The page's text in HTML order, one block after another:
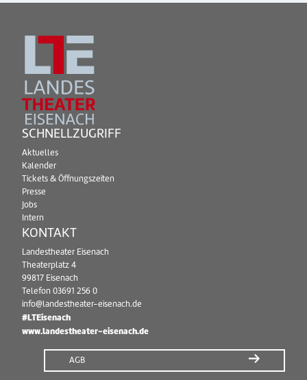
SCHNELLZUGRIFF
Aktuelles
Kalender
Tickets & Öffnungszeiten
Presse
Jobs
Intern
KONTAKT
Landestheater Eisenach
Theaterplatz 4
99817 Eisenach
Telefon 03691 256 0
info@landestheater-eisenach.de
#LTEisenach
www.landestheater-eisenach.de
AGB